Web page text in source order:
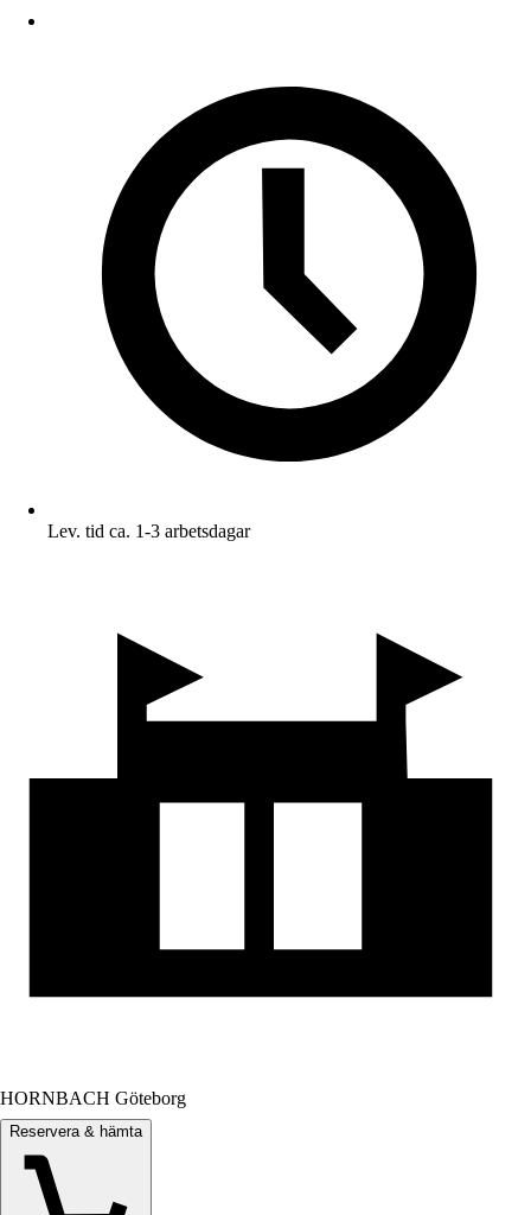
Lev. tid ca. 1-3 arbetsdagar
HORNBACH Göteborg
Reservera & hämta